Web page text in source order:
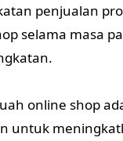
penjualan
selama masa
online shop
untuk